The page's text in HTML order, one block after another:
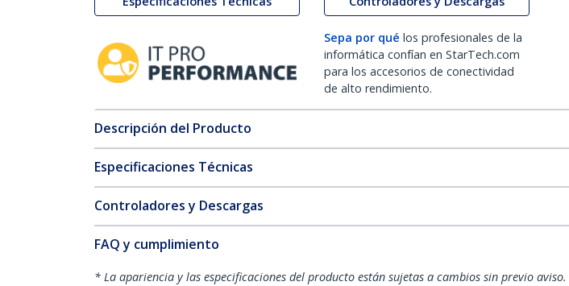
Sepa por qué los profesionales de la
informática confían en StarTech.com
para los accesorios de conectividad
de alto rendimiento.
Descripción del Producto
Especificaciones Técnicas
Controladores y Descargas
FAQ y cumplimiento
* La apariencia y las especificaciones del producto están sujetas a cambios sin previo aviso.